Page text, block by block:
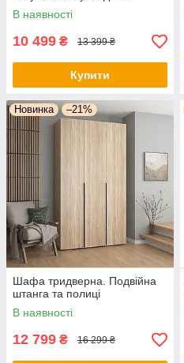
В наявності
10 499 ₴ 13 399 ₴
Купити
Новинка –21%
Шафа тридверна. Подвійна
штанга та полиці
В наявності
12 799 ₴ 16 299 ₴